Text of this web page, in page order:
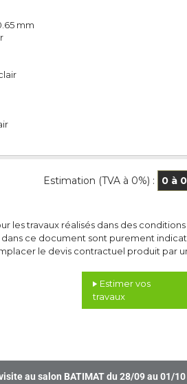
mm
Estimation (TVA à 0%) : 0 à
les travaux réalisés dans des
ce document sont purement
le devis contractuel produit par
Estimer vos
travaux